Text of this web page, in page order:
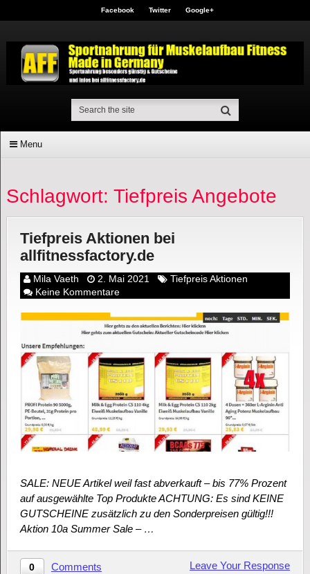
Facebook Twitter Google+
Menu
Schlagwort: Tiefpreis Angebote
Tiefpreis Aktionen bei
allfitnessfactory.de
Mila Vaeth 2. Mai 2021
Tiefpreis Aktionen
Keine Kommentare
SALE: NEUE Artikel weil fast abverkauft – bis 77% Prozent
auf ausgewählte Top Produkte ACHTUNG: Es sind KEINE
GUTSCHEINE zusätzlich zu den Sonderpreisen gültig!!!
Aktion 10a Summer Sale – …
0 Comments Leave Your Response